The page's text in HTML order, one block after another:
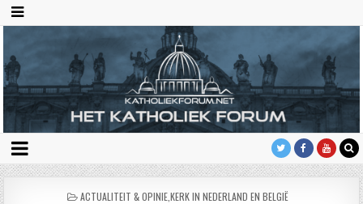
GEPLAATST
ACTUALITEIT & OPINIE,KERK IN NEDERLAND EN BELGIË